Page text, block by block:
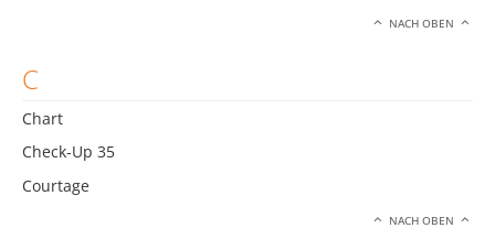
NACH OBEN
C
Chart
Check-Up 35
Courtage
NACH OBEN